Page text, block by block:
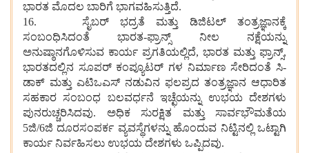
ಭಾರತ ಮೊದಲ ಬಾರಿಗೆ ಭಾಗವಹಿಸುತ್ತಿದೆ.
16. ಸೈಬರ್ ಭದ್ರತೆ ಮತ್ತು ಡಿಜಿಟಲ್ ತಂತ್ರಜ್ಞಾನಕ್ಕೆ
ಸಂಬಂಧಿಸಿದಂತೆ ಭಾರತ-ಫ್ರಾನ್ಸ್ ನೀಲ ನಕ್ಷೆಯನ್ನು
ಅನುಷ್ಠಾನಗೊಳಿಸುವ ಕಾರ್ಯ ಪ್ರಗತಿಯಲ್ಲಿದೆ, ಭಾರತ ಮತ್ತು ಫ್ರಾನ್ಸ್,
ಭಾರತದಲ್ಲಿನ ಸೂಪರ್ ಕಂಪ್ಯೂಟರ್ ಗಳ ನಿರ್ಮಾಣ ಸೇರಿದಂತೆ ಸಿ-
ಡಾಕ್ ಮತ್ತು ಎಟಿಒಎಸ್ ನಡುವಿನ ಫಲಪ್ರದ ತಂತ್ರಜ್ಞಾನ ಆಧಾರಿತ
ಸಹಕಾರ ಸಂಬಂಧ ಬಲವರ್ಧನೆ ಇಚ್ಛೆಯನ್ನು ಉಭಯ ದೇಶಗಳು
ಪುನರುಚ್ಚರಿಸಿದವು. ಅಧಿಕ ಸುರಕ್ಷಿತ ಮತ್ತು ಸಾರ್ವಭೌಮತೆಯ
5ಜಿ/6ಜಿ ದೂರಸಂಪರ್ಕ ವ್ಯವಸ್ಥೆಗಳನ್ನು ಹೊಂದುವ ನಿಟ್ಟಿನಲ್ಲಿ ಒಟ್ಟಾಗಿ
ಕಾರ್ಯ ನಿರ್ವಹಿಸಲು ಉಭಯ ದೇಶಗಳು ಒಪ್ಪಿದವು.